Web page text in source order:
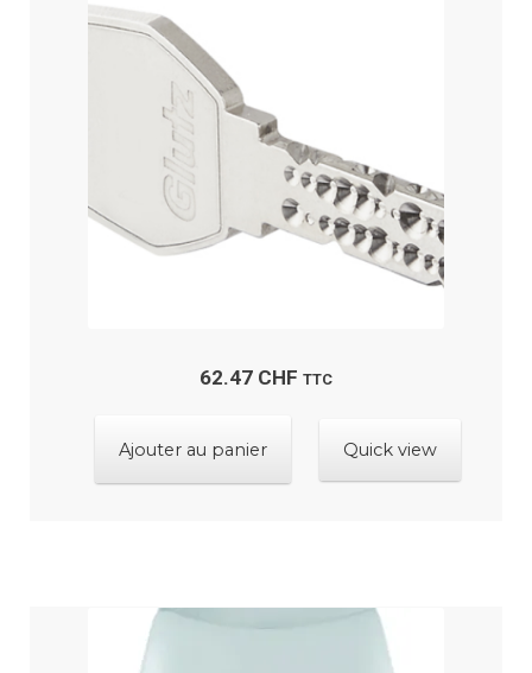
la
page
du
produit
62.47 CHF TTC
Ajouter au panier Quick view